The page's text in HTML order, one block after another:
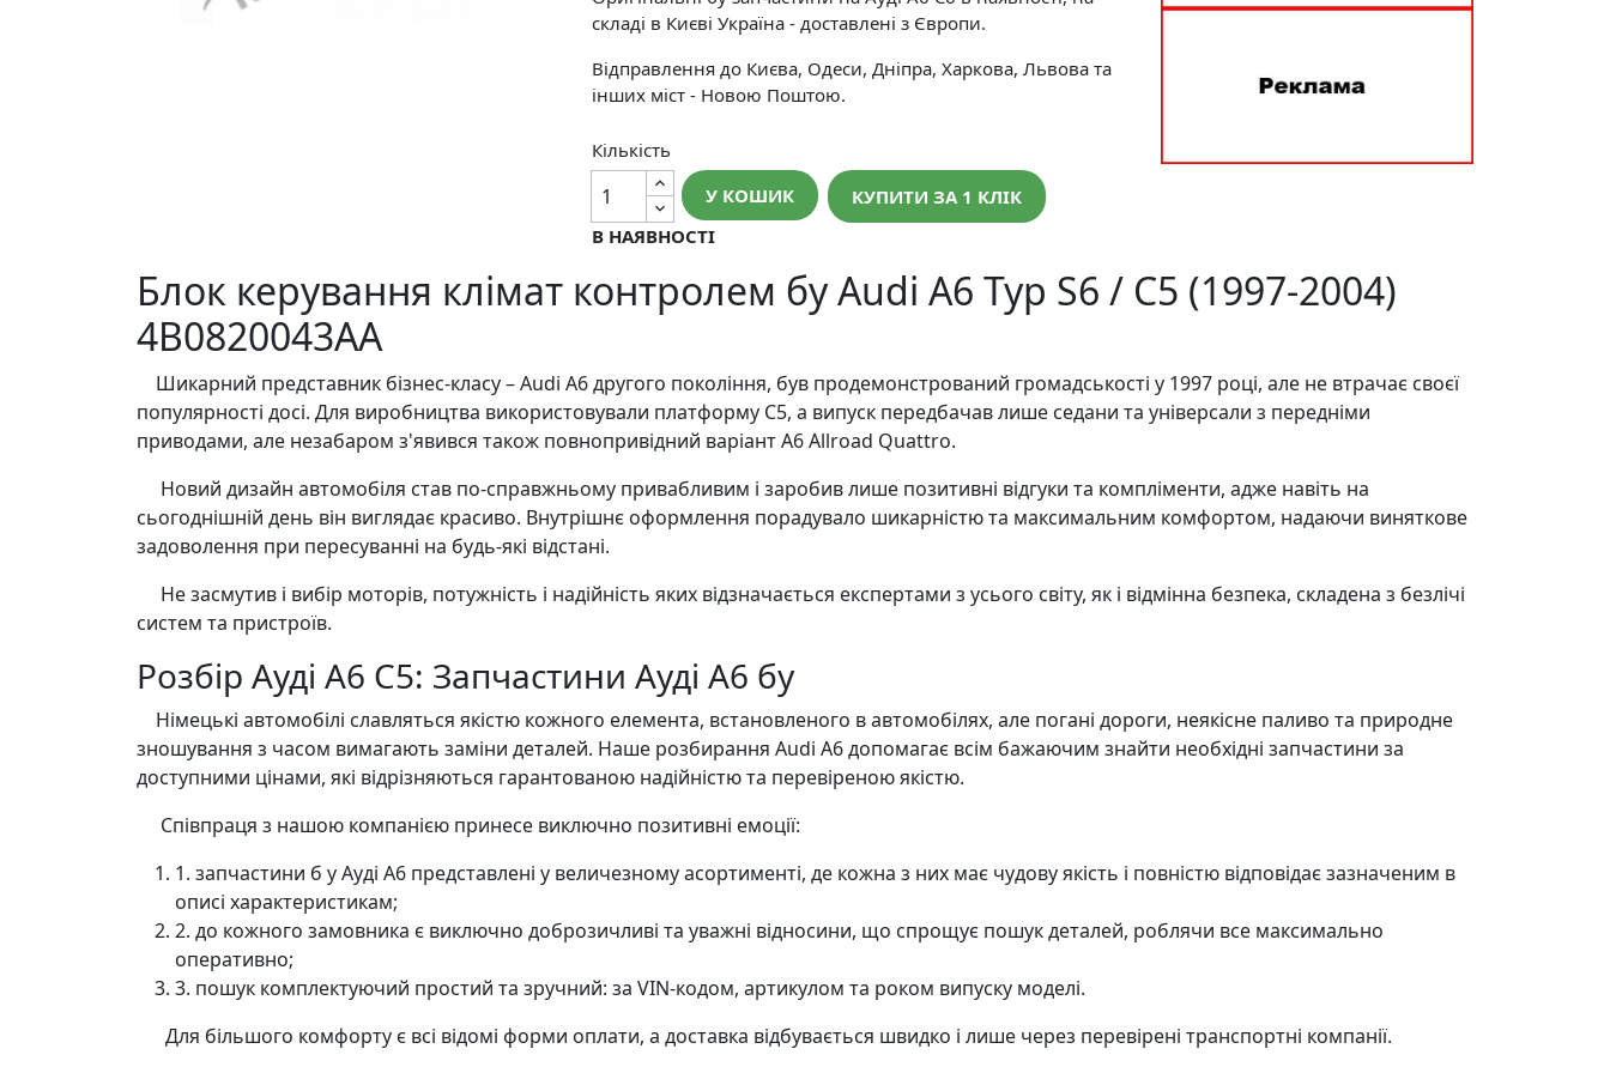
складі в Києві Україна - доставлені з Європи.
Відправлення до Києва, Одеси, Дніпра, Харкова, Львова та
інших міст - Новою Поштою.
Кількість
У КОШИК
КУПИТИ ЗА 1 КЛIК
В НАЯВНОСТІ
Блок керування клімат контролем бу Audi A6 Typ S6 / C5 (1997-2004)
4B0820043AA
Шикарний представник бізнес-класу – Audi A6 другого покоління, був продемонстрований громадськості у 1997 році, але не втрачає своєї
популярності досі. Для виробництва використовували платформу С5, а випуск передбачав лише седани та універсали з передніми
приводами, але незабаром з'явився також повнопривідний варіант A6 Allroad Quattro.
Новий дизайн автомобіля став по-справжньому привабливим і заробив лише позитивні відгуки та компліменти, адже навіть на
сьогоднішній день він виглядає красиво. Внутрішнє оформлення порадувало шикарністю та максимальним комфортом, надаючи виняткове
задоволення при пересуванні на будь-які відстані.
Не засмутив і вибір моторів, потужність і надійність яких відзначається експертами з усього світу, як і відмінна безпека, складена з безлічі
систем та пристроїв.
Розбір Ауді А6 С5: Запчастини Ауді А6 бу
Німецькі автомобілі славляться якістю кожного елемента, встановленого в автомобілях, але погані дороги, неякісне паливо та природне
зношування з часом вимагають заміни деталей. Наше розбирання Audi A6 допомагає всім бажаючим знайти необхідні запчастини за
доступними цінами, які відрізняються гарантованою надійністю та перевіреною якістю.
Співпраця з нашою компанією принесе виключно позитивні емоції:
1. запчастини б у Ауді А6 представлені у величезному асортименті, де кожна з них має чудову якість і повністю відповідає зазначеним в
описі характеристикам;
2. до кожного замовника є виключно доброзичливі та уважні відносини, що спрощує пошук деталей, роблячи все максимально
оперативно;
3. пошук комплектуючий простий та зручний: за VIN-кодом, артикулом та роком випуску моделі.
Для більшого комфорту є всі відомі форми оплати, а доставка відбувається швидко і лише через перевірені транспортні компанії.